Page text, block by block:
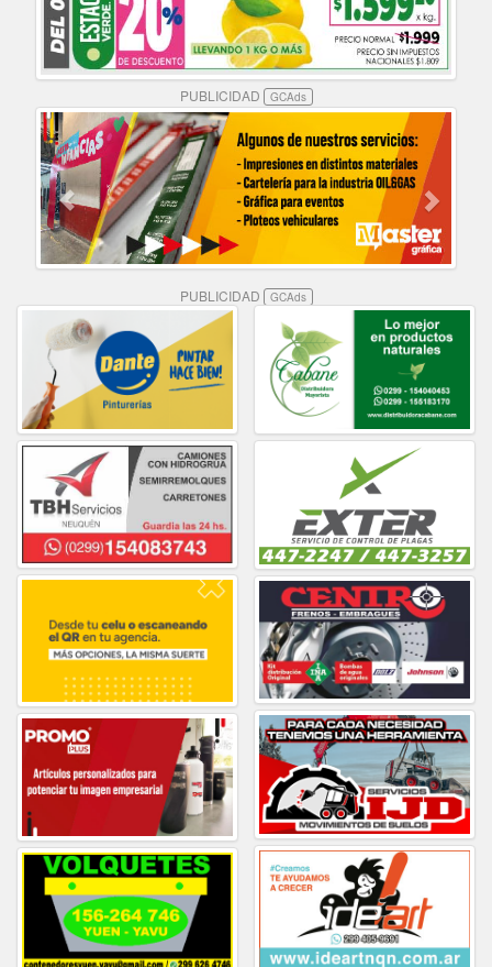
PUBLICIDAD GCAds
PUBLICIDAD GCAds